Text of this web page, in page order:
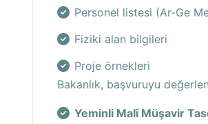
Personel listesi (Ar-Ge
Fiziki alan bilgileri
Proje örnekleri
Bakanlık, başvuruyu
Yeminli Malî Müşavir